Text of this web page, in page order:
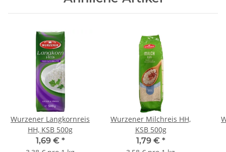
Wurzener Langkornreis
HH, KSB 500g
1,69 € *
Wurzener Milchreis HH,
KSB 500g
1,79 € *